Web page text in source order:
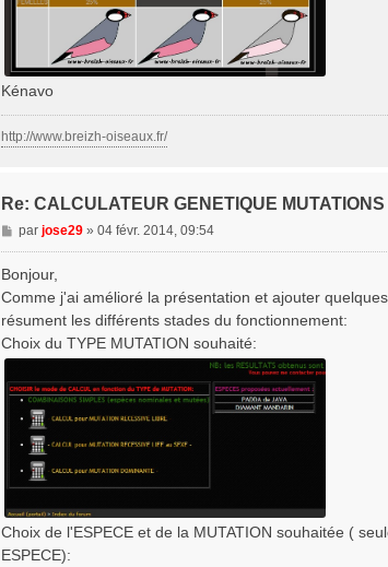
Kénavo
http://www.breizh-oiseaux.fr/
Re: CALCULATEUR GENETIQUE
M
e
a
g
e
par jose29» 04 févr. 2014, 09:54
Bonjour,
Comme j'ai amélioré la présentation et ajouter
résument les différents stades du fonctionnement:
Choix du TYPE MUTATION souhaité:
Choix de l'ESPECE et de la MUTATION souhaitée (
ESPECE):